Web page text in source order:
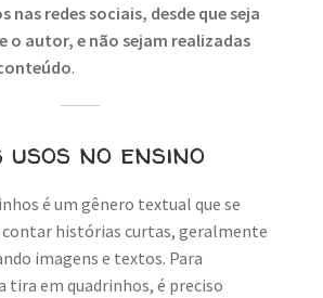
redes sociais, desde que seja
o autor, e não sejam realizadas
.
usos no ensino
é um gênero textual que se
histórias curtas, geralmente
imagens e textos. Para
em quadrinhos, é preciso